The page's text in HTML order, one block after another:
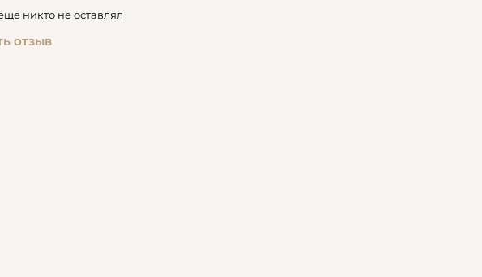
никто не оставлял
отзыв